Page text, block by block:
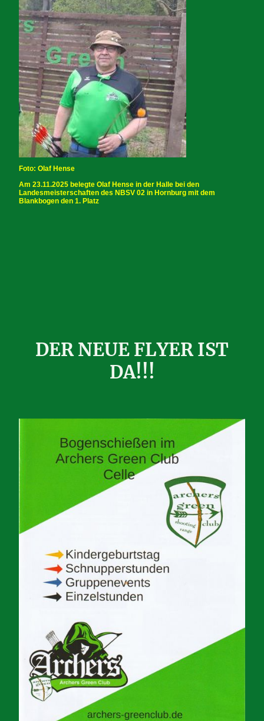
Foto: Olaf Hense
Am 23.11.2025 belegte Olaf Hense in der Halle bei den
Landesmeisterschaften des NBSV 02 in Hornburg mit dem
Blankbogen den 1. Platz
DER NEUE FLYER IST
DA!!!